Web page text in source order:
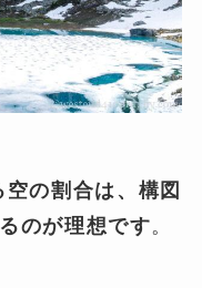
の割合は、構図
のが理想です。